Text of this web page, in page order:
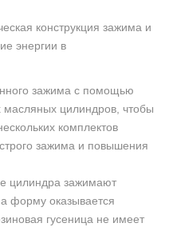
конструкция зажима и
энергии в
зажима с помощью
масляных цилиндров, чтобы
комплектов
зажима и повышения
цилиндра зажимают
форму оказывается
гусеница не имеет